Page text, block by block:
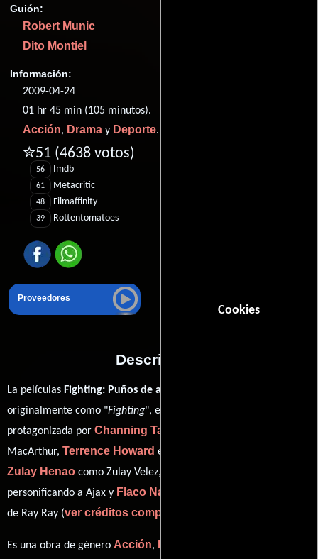
Cookies
Guión:
Robert Munic
Dito Montiel
Información:
2009-04-24
01 hr 45 min (105 minutos).
Acción, Drama y Deporte.
✮51 (4638 votos)
56 Imdb
61 Metacritic
48 Filmaffinity
39 Rottentomatoes
Proveedores
Descripción
La películas Fighting: Puños de asfalto
originalmente como "Fighting", está dirigida por
protagonizada por Channing Tatum
MacArthur, Terrence Howard en el papel de Harvey Boarden,
Zulay Henao como Zulay Velez,
personificando a Ajax y Flaco Navaja
de Ray Ray (ver créditos completos
Es una obra de género Acción,